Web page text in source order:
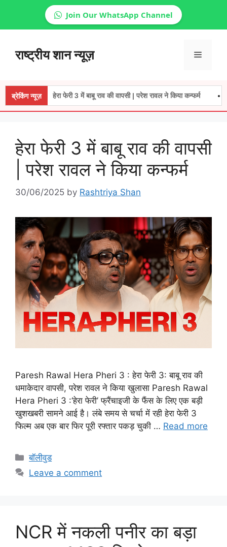
Join Our WhatsApp Channel
contentराष्ट्रीय शान न्यूज़ Menu
ब्रेकिंग न्यूज़
हेरा फेरी 3 में बाबू राव की वापसी | परेश रावल ने किया कन्फर्म NCR में नकली
हेरा फेरी 3 में बाबू राव की वापसी
| परेश रावल ने किया कन्फर्म
30/06/2025 by Rashtriya Shan
Paresh Rawal Hera Pheri 3 : हेरा फेरी 3: बाबू राव की
धमाकेदार वापसी, परेश रावल ने किया खुलासा Paresh Rawal
Hera Pheri 3 :‘हेरा फेरी’ फ्रैंचाइजी के फैंस के लिए एक बड़ी
खुशखबरी सामने आई है। लंबे समय से चर्चा में रही हेरा फेरी 3
फिल्म अब एक बार फिर पूरी रफ्तार पकड़ चुकी … Read more
Categories
बॉलीवुड
Leave a comment
NCR में नकली पनीर का बड़ा